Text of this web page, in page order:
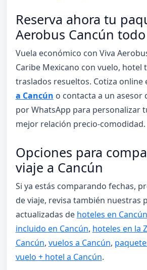
Reserva ahora tu
Aerobus Cancún
Vuela económico con Viva
Caribe Mexicano con vuelo, hotel
traslados resueltos. Cotiza online
a Cancún o contacta a un asesor
por WhatsApp para personalizar
mejor relación precio-comodidad.
Opciones para
viaje a Cancún
Si ya estás comparando fechas,
de viaje, revisa también nuestras
actualizadas de hoteles en Cancún
incluido en Cancún, hoteles en la
Cancún, vuelos a Cancún,
vuelo + hotel a Cancún.